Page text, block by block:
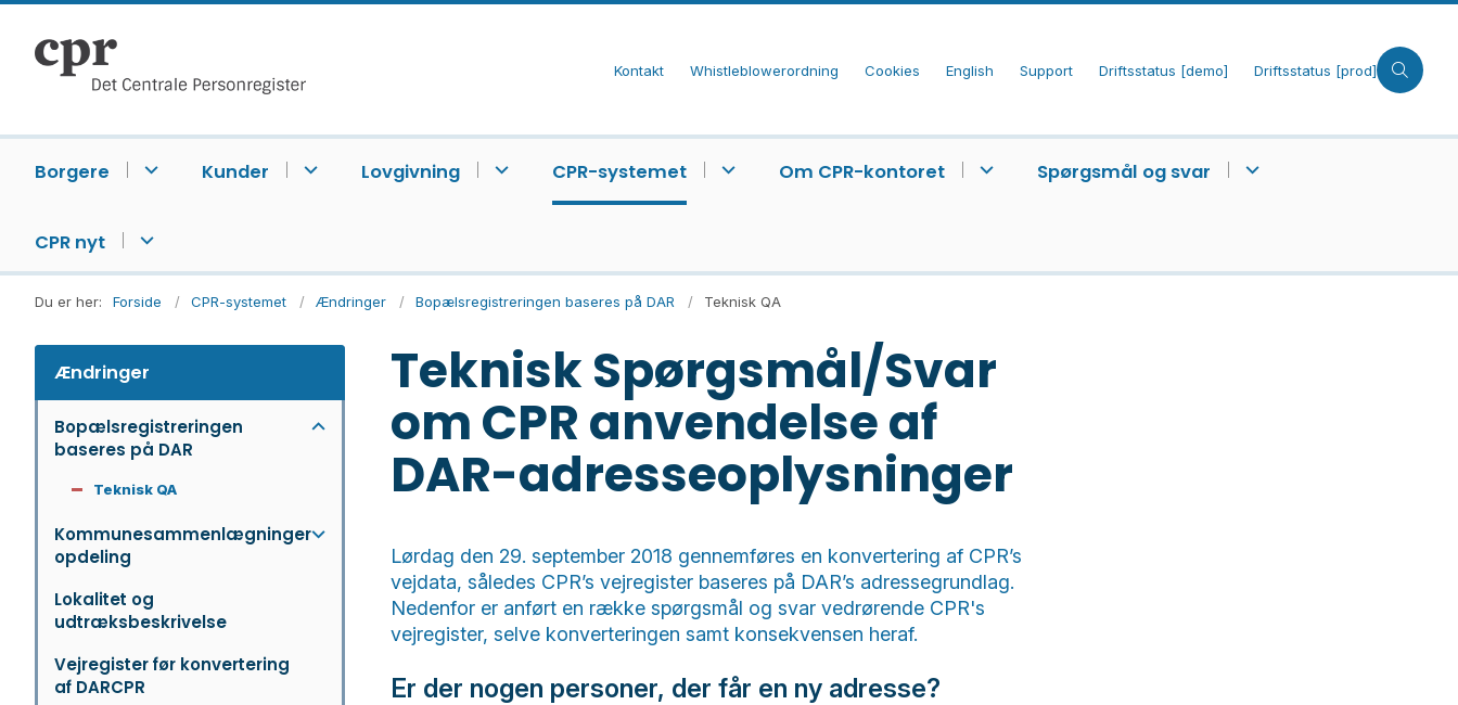
Kontakt Whistleblowerordning Cookies English Support Driftsstatus [demo] Driftsstatus [prod]
Borgere Kunder Lovgivning CPR-systemet Om CPR-kontoret Spørgsmål og svar
CPR nyt
Du er her: Forside CPR-systemet Ændringer Bopælsregistreringen baseres på DAR Teknisk QA
Ændringer
Bopælsregistreringen
baseres på DAR
Teknisk QA
Kommunesammenlægninger
opdeling
Lokalitet og
udtræksbeskrivelse
Vejregister før konvertering
af DARCPR
Teknisk Spørgsmål/Svar
om CPR anvendelse af
DAR-adresseoplysninger
Lørdag den 29. september 2018 gennemføres en konvertering af CPR’s
vejdata, således CPR’s vejregister baseres på DAR’s adressegrundlag.
Nedenfor er anført en række spørgsmål og svar vedrørende CPR's
vejregister, selve konverteringen samt konsekvensen heraf.
Er der nogen personer, der får en ny adresse?